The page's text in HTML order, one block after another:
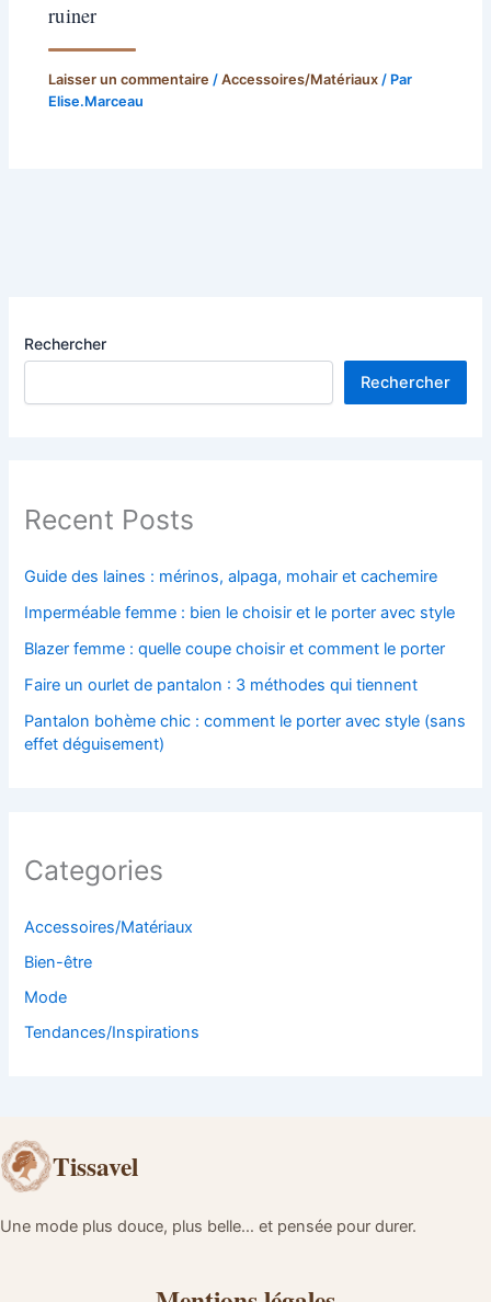
ruiner
Laisser un commentaire /Accessoires/Matériaux / Par
Elise.Marceau
Rechercher
Rechercher
Recent Posts
Guide des laines : mérinos, alpaga, mohair et cachemire
Imperméable femme : bien le choisir et le porter avec style
Blazer femme : quelle coupe choisir et comment le porter
Faire un ourlet de pantalon : 3 méthodes qui tiennent
Pantalon bohème chic : comment le porter avec style (sans
effet déguisement)
Categories
Accessoires/Matériaux
Bien-être
Mode
Tendances/Inspirations
Tissavel
Une mode plus douce, plus belle… et pensée pour durer.